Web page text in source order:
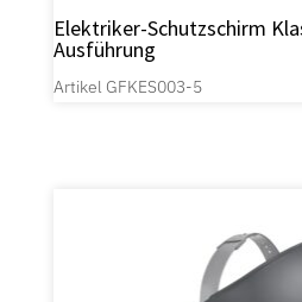
Elektriker-Schutzschirm
Ausführung
Artikel GFKES003-5